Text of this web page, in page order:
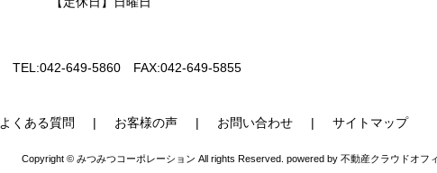
TEL:042-649-5860 FAX:042-649-5855
よくある質問 お客様の声 お問い合わせ サイトマップ
Copyright © みつみつコーポレーション All rights Reserved. powered by 不動産クラウドオフ